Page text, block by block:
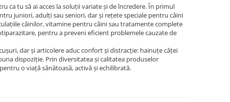
ca tu să ai acces la soluții variate și de încredere. În primul
juniori, adulți sau seniori, dar și rețete speciale pentru câini
câinilor, vitamine pentru câini sau tratamente complete
pentru a preveni eficient problemele cauzate de
dar și articolere aduc confort și distracție: hainuțe căței
dispoziție. Prin diversitatea și calitatea produselor
o viață sănătoasă, activă și echilibrată.